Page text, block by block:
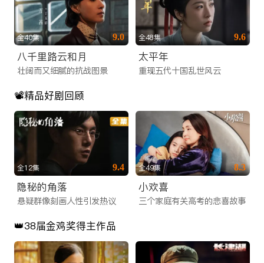
古装权谋与仙侠：收录了2025年最新的古装大制作。从庙堂之
高的权谋博弈，到江湖之远的快意恩仇，再到唯美虐心的仙侠绝
恋，满足您对东方美学的所有幻想。
都市情感与职场：聚焦现代都市生活，涵盖职场逆袭、家庭伦
理、甜蜜恋爱等题材，深度剖析当代人的情感世界，引发海外华
人的强烈共鸣。
悬疑刑侦与谍战：专为喜爱烧脑剧情的观众准备，高能反转的探
案剧和紧张刺激的谍战剧，让您欲罢不能。
2. 高清院线电影点播
无需前往电影院，iTalkBB TV 为您同步国内院线大片。无论是
春节档的合家欢喜剧、国庆档的主旋律大片，还是口碑爆棚的文
3. 爆款综艺与少儿动画
全40集 9.0
八千里路云和月
壮阔而又细腻的抗战图景
全48集 9.6
太平年
重现五代十国乱世风云
📽️精品好剧回顾
全12集 9.4
隐秘的角落
悬疑群像刻画人性引发热议
全49集 8.3
小欢喜
三个家庭有关高考的悲喜故事
👑38届金鸡奖得主作品